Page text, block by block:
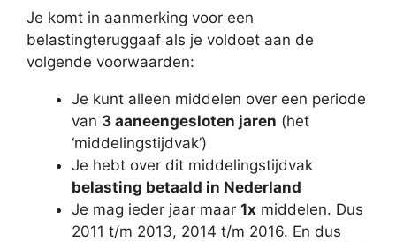
Je komt in aanmerking voor een
belastingteruggaaf als je voldoet aan de
volgende voorwaarden:
Je kunt alleen middelen over een periode
van 3 aaneengesloten jaren (het
‘middelingstijdvak’)
Je hebt over dit middelingstijdvak
belasting betaald in Nederland
Je mag ieder jaar maar 1x middelen. Dus
2011 t/m 2013, 2014 t/m 2016. En dus